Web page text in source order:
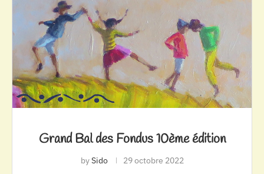
Grand Bal des Fondus 10ème édition
bySido 29 octobre 2022